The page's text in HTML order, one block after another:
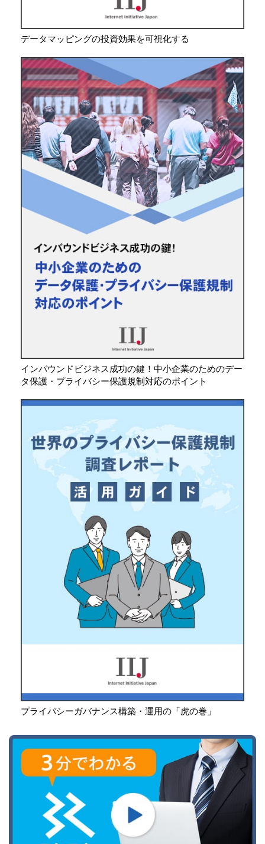
データマッピングの投資効果を可視化する
インバウンドビジネス成功の鍵！中小企業のためのデー
タ保護・プライバシー保護規制対応のポイント
プライバシーガバナンス構築・運用の「虎の巻」